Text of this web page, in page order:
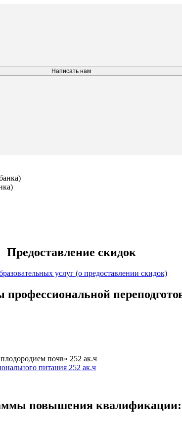
Написать нам
Предоставление скидок
услуг (о предоставлении скидок)
почв» 252 ак.ч
питания 252 ак.ч
повышения квалификации: